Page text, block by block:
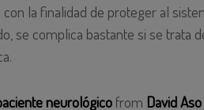
la finalidad de proteger al
se complica bastante si se trata
neurológico from David